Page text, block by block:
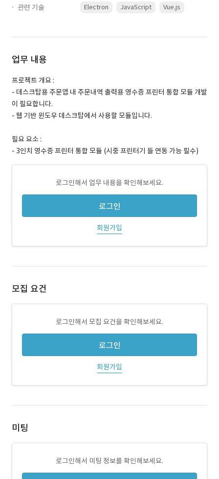
관련 기술
Electron JavaScript Vue.js
업무 내용
프로젝트 개요 :
- 데스크탑용 주문앱 내 주문내역 출력용 영수증 프린터 통합 모듈 개발
이 필요합니다.
- 웹 기반 윈도우 데스크탑에서 사용할 모듈입니다.
필요 요소 :
- 3인치 영수증 프린터 통합 모듈 (시중 프린터기 들 연동 가능 필수)
로그인해서 업무 내용을 확인해보세요.
로그인
회원가입
모집 요건
로그인해서 모집 요건을 확인해보세요.
로그인
회원가입
미팅
로그인해서 미팅 정보를 확인해보세요.